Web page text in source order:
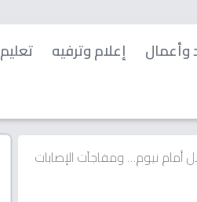
وأعمال إعلام وترفيه تعليم
أمام نيوم… ومفاجآت الإصابات